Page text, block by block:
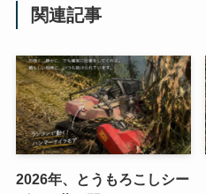
関連記事
2026年、とうもろこしシー